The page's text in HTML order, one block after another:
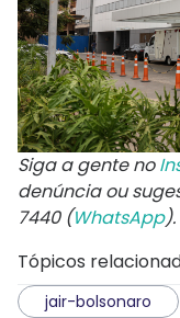
Siga a gente no
denúncia ou
7440 (WhatsApp).
Tópicos
jair-bolsonaro